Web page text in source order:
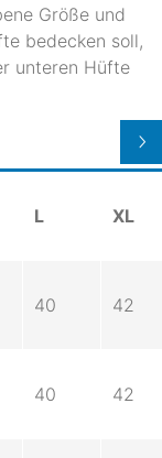
Größe und
bedecken soll,
unteren Hüfte
L XL
40 42
40 42